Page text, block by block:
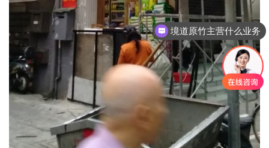
可以介绍下你们的竹建筑产品么